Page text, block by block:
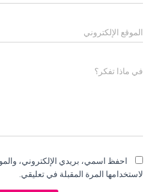
الموقع الإلكتروني
في ماذا تفكر؟
احفظ اسمي، بريدي الإلكتروني،
لاستخدامها المرة المقبلة في تعليقي.